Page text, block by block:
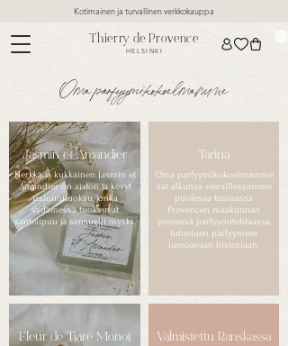
Thierry de Provence
HELSINKI
Kotimainen ja turvallinen verkkokauppa
Oma parfyymikokoelmamme
Jasmin et Amandier
Herkkä ja kukkainen Jasmin et
Amandier on ajaton ja kevyt
jasmiinituoksu, jonka
sydämessä tuoksuvat
santelipuu ja sensuelli myski.
Tarina
Oma parfyymikokoelmamme
sai alkunsa vieraillessamme
puolessa tusinassa
Provencen maakunnan
pienessä parfyymitehtaassa,
tutustuen parfyymien
lumoavaan historiaan.
Fleur de Tiaré Monoï Valmistettu Ranskassa